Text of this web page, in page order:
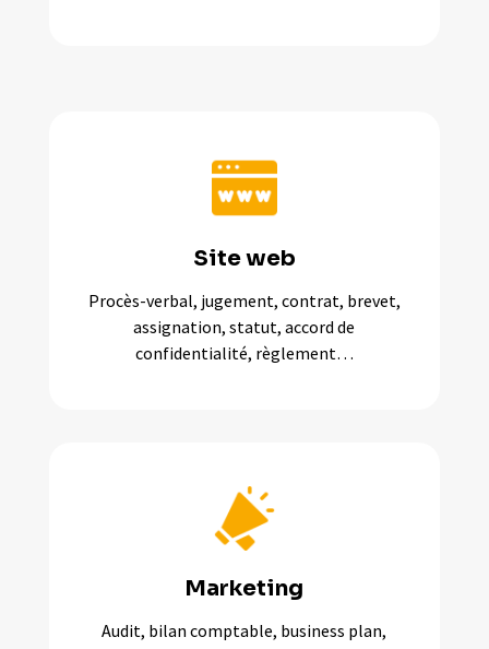
Site web
Procès-verbal, jugement, contrat, brevet,
assignation, statut, accord de
confidentialité, règlement…
Marketing
Audit, bilan comptable, business plan,